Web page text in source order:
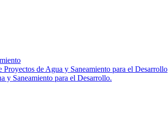
Proyectos de Agua y Saneamiento para el Desarrollo
y Saneamiento para el Desarrollo.